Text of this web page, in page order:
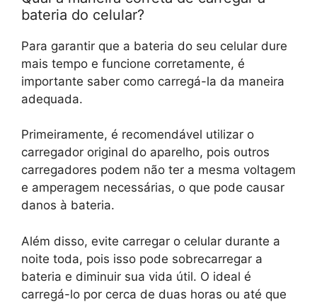
bateria do celular?
Para garantir que a bateria do seu celular dure
mais tempo e funcione corretamente, é
importante saber como carregá-la da maneira
adequada.
Primeiramente, é recomendável utilizar o
carregador original do aparelho, pois outros
carregadores podem não ter a mesma voltagem
e amperagem necessárias, o que pode causar
danos à bateria.
Além disso, evite carregar o celular durante a
noite toda, pois isso pode sobrecarregar a
bateria e diminuir sua vida útil. O ideal é
carregá-lo por cerca de duas horas ou até que